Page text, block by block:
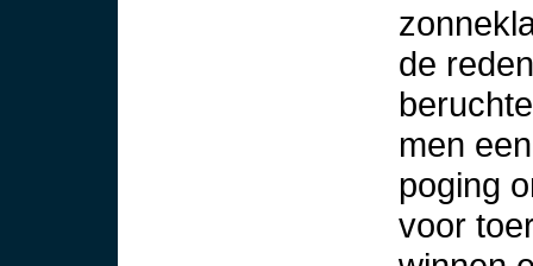
de
men
poging
voor